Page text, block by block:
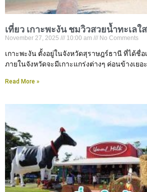
เที่ยว เกาะพะงัน ชมวิวสวยน้ำทะเลใส
November 27, 2025 10:00 am No Comments
เกาะพะงัน ตั้งอยู่ในจังหวัดสุราษฎร์ธานี ที่ได้ชื่อ
ภายในจังหวัดจะมีเกาะแกร่งต่างๆ ค่อนข้างเยอ
Read More »